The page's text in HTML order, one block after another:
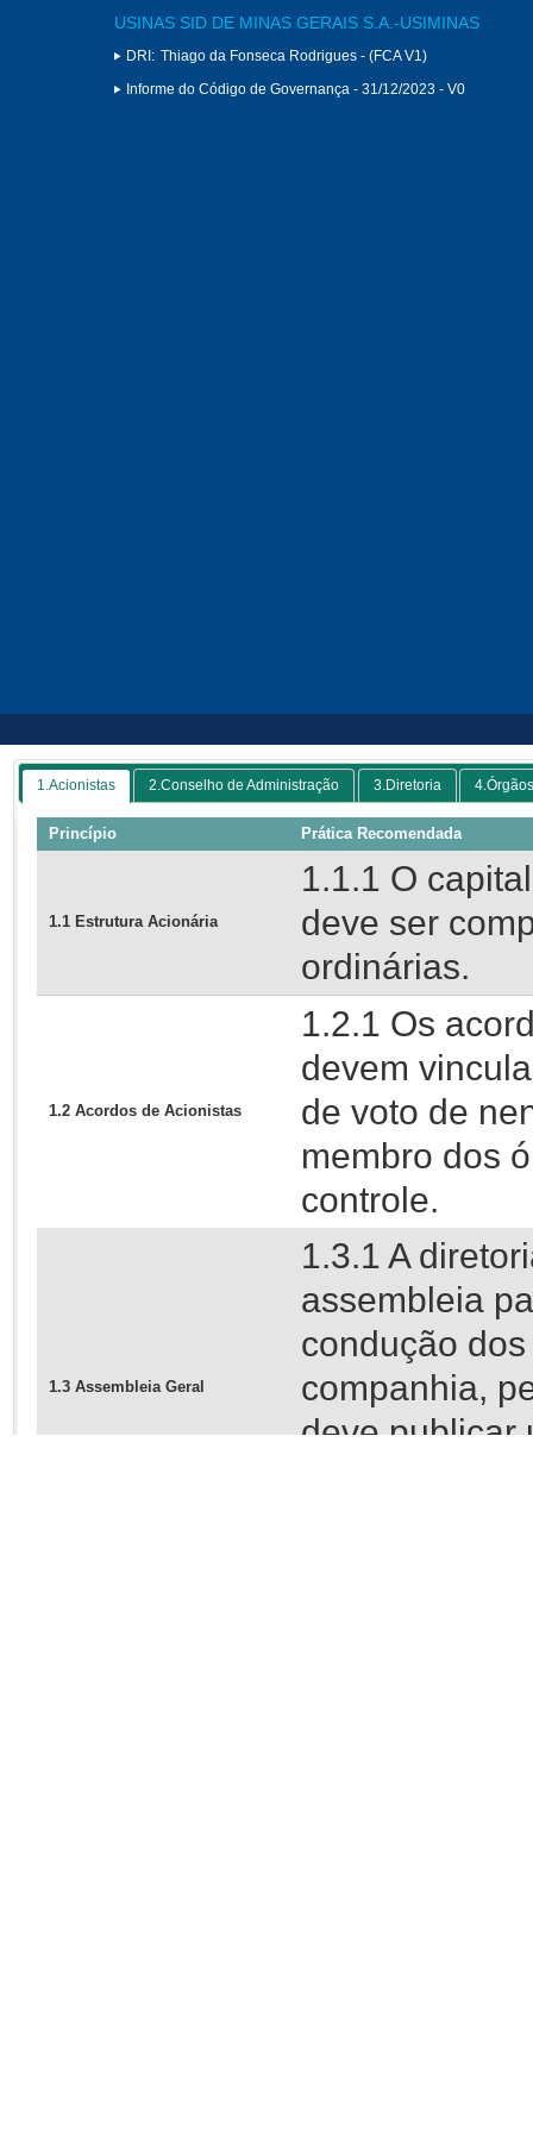
USINAS SID DE MINAS GERAIS S.A.-USIMINAS
DRI: Thiago da Fonseca Rodrigues - (FCA V1)
Informe do Código de Governança - 31/12/2023 - V0